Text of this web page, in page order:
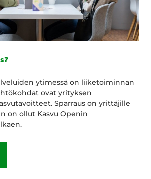
ytimessä on liiketoiminnan
ovat yrityksen
Sparraus on yrittäjille
on ollut Kasvu Openin